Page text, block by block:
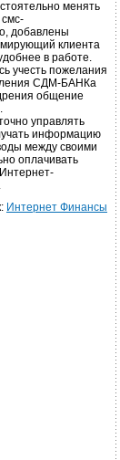
менять
добавлены
клиента
в работе.
учесть пожелания
СДМ-БАНКа
общение
управлять
информацию
между своими
оплачивать
Интернет Финансы